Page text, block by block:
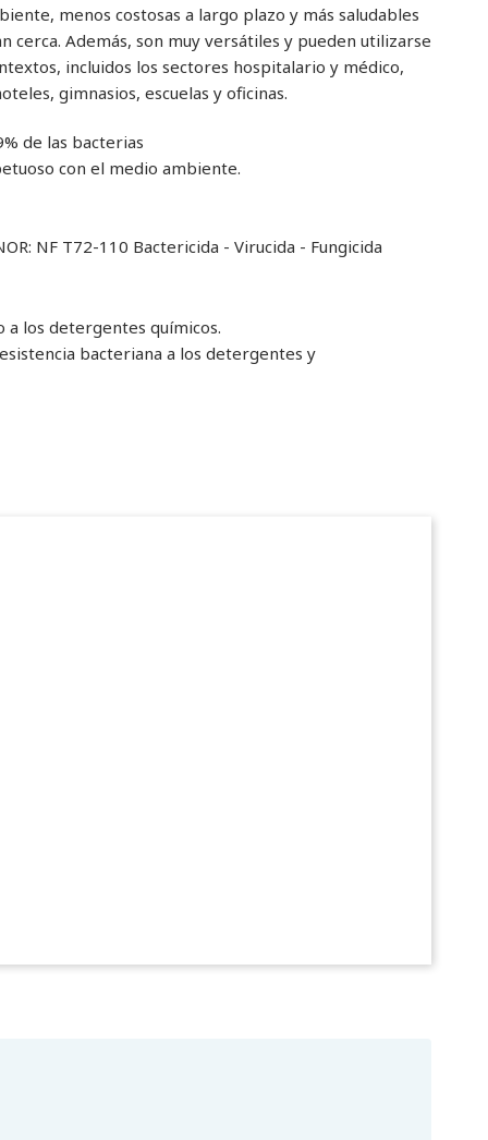
menos costosas a largo plazo y más saludables
cerca. Además, son muy versátiles y pueden utilizarse
incluidos los sectores hospitalario y médico,
gimnasios, escuelas y oficinas.
de las bacterias
con el medio ambiente.
NF T72-110 Bactericida - Virucida - Fungicida
a los detergentes químicos.
bacteriana a los detergentes y